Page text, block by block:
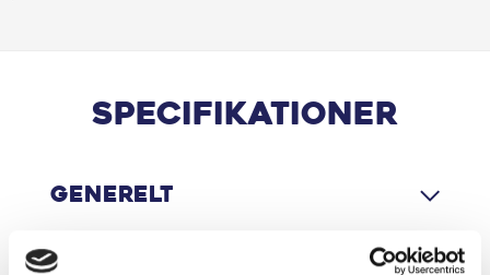
Blindvinkelassistent
DAB radio
Specifikationer
Generelt